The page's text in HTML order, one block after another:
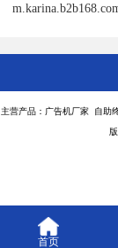
主营产品：广告机厂家 自助
首页